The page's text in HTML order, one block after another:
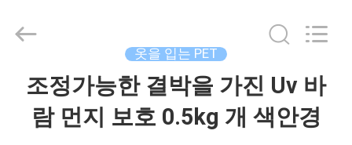
2020
Trading
옷을 입는 PET
조정가능한 결박을 가진 Uv 바
람 먼지 보호 0.5kg 개 색안경